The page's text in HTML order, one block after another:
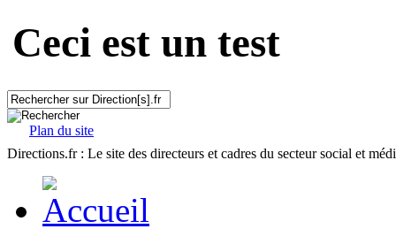
Ceci est un test
Plan du site
Directions.fr : Le site des directeurs et cadres du secteur social et